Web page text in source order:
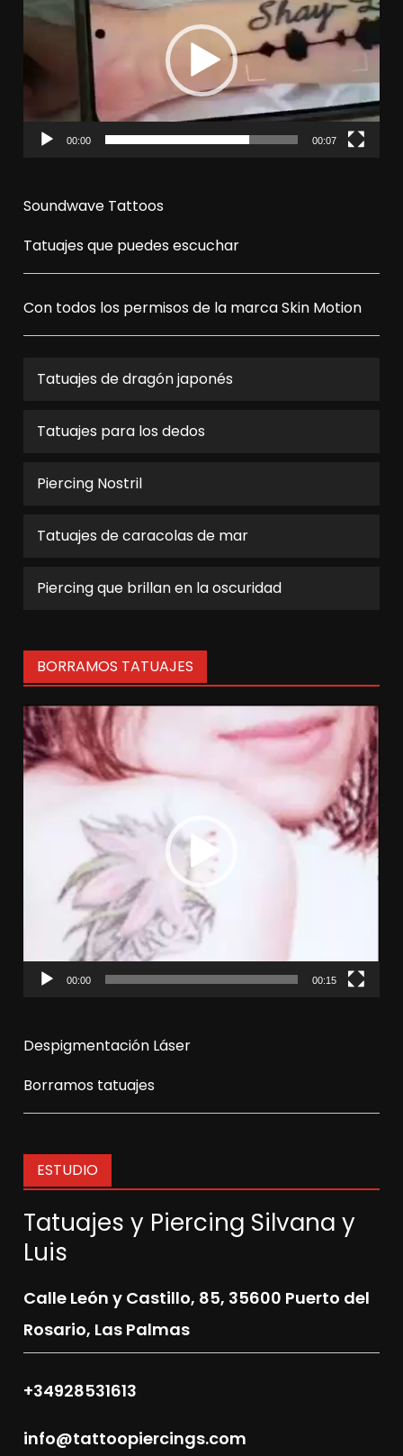
vídeo
00:00 00:07
Soundwave Tattoos
Tatuajes que puedes escuchar
Con todos los permisos de la marcaSkin Motion
Tatuajes de dragón japonés
Tatuajes para los dedos
Piercing Nostril
Tatuajes de caracolas de mar
Piercing que brillan en la oscuridad
BORRAMOS TATUAJES
Reproductor
de
vídeo
00:00 00:15
Despigmentación Láser
Borramos tatuajes
ESTUDIO
Tatuajes y Piercing Silvana y
Luis
Calle León y Castillo, 85, 35600 Puerto del
Rosario, Las Palmas
+34928531613
info@tattoopiercings.com